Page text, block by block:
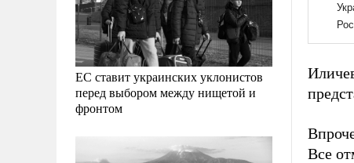
ЕС ставит украинских уклонистов
перед выбором между нищетой и
фронтом
Все